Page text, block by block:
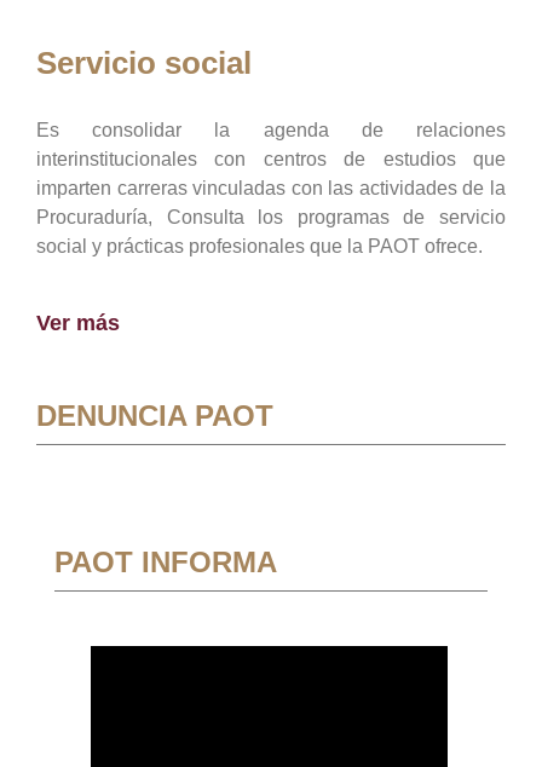
Servicio social
Es consolidar la agenda de relaciones
interinstitucionales con centros de estudios que
imparten carreras vinculadas con las actividades de la
Procuraduría, Consulta los programas de servicio
social y prácticas profesionales que la PAOT ofrece.
Ver más
DENUNCIA PAOT
PAOT INFORMA